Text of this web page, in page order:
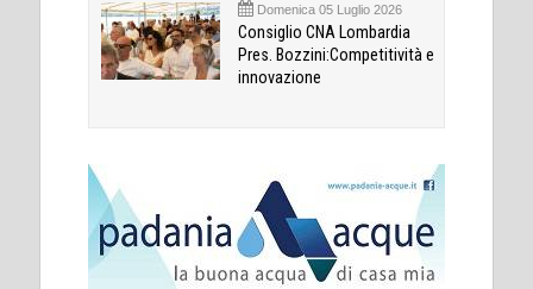
Domenica 05 Luglio 2026
Consiglio CNA Lombardia
Pres. Bozzini:Competitività e
innovazione